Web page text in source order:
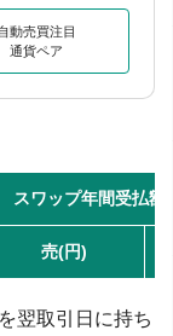
動売買注目
通貨ペア
スワップ年間受払額
売(円)
翌取引日に持ち